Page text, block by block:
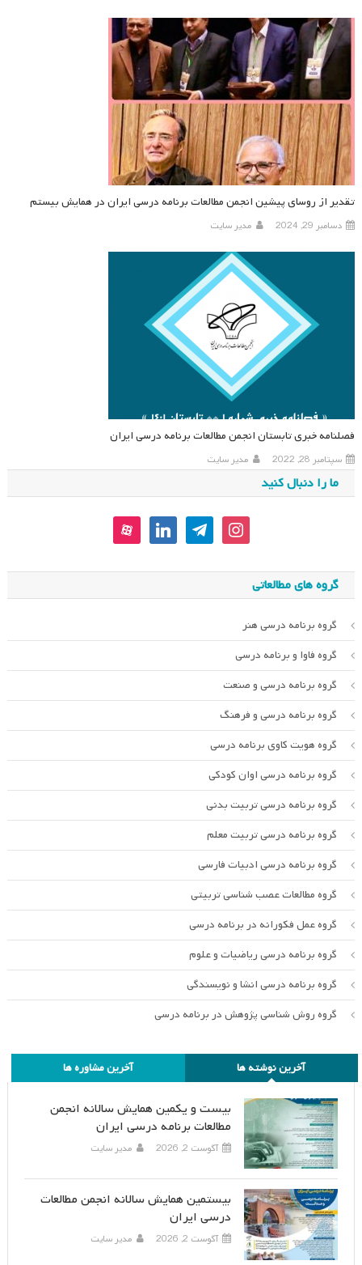
تقدیر از روسای پیشین انجمن مطالعات برنامه درسی ایران در همایش بیستم
دسامبر 29, 2024 مدیر سایت
فصلنامه خبری تابستان انجمن مطالعات برنامه درسی ایران
سپتامبر 28, 2022 مدیر سایت
ما را دنبال کنید
instagram
telegram
linkedin
aparat
گروه های مطالعاتی
گروه برنامه درسی هنر
گروه فاوا و برنامه درسی
گروه برنامه درسی و صنعت
گروه برنامه درسی و فرهنگ
گروه هویت کاوی برنامه درسی
گروه برنامه درسی اوان کودکی
گروه برنامه درسی تربیت بدنی
گروه برنامه درسی تربیت معلم
گروه برنامه درسی ادبیات فارسی
گروه مطالعات عصب شناسی تربیتی
گروه عمل فکورانه در برنامه درسی
گروه برنامه درسی ریاضیات و علوم
گروه برنامه درسی انشا و نویسندگی
گروه روش شناسی پژوهش در برنامه درسی
آخرین نوشته ها آخرین مشاوره ها
بیست و یکمین همایش سالانه انجمن
مطالعات برنامه درسی ایران
آگوست 2, 2026 مدیر سایت
بیستمین همایش سالانه انجمن مطالعات
درسی ایران
آگوست 2, 2026 مدیر سایت